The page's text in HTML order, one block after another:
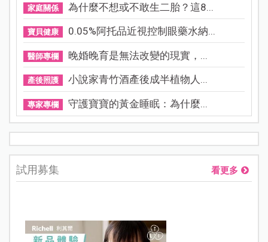
家庭關係 為什麼不想或不敢生二胎？這8...
寶貝健康 0.05%阿托品近視控制眼藥水納...
醫師專欄 晚婚晚育是無法改變的現實，...
產後照護 小說家青竹酒產後成半植物人...
專家專欄 守護寶寶的黃金睡眠：為什麼...
試用募集 看更多